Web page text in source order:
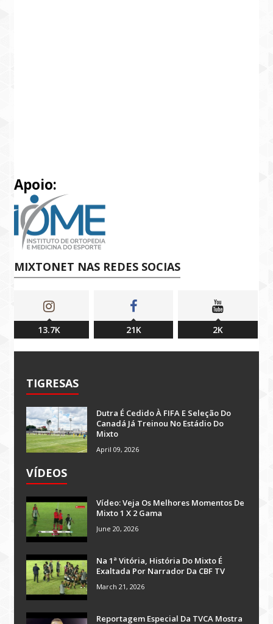
Apoio:
MIXTONET NAS REDES SOCIAS
13.7K 21K 2K
TIGRESAS
Dutra É Cedido À FIFA E Seleção Do
Canadá Já Treinou No Estádio Do
Mixto
April 09, 2026
VÍDEOS
Vídeo: Veja Os Melhores Momentos De
Mixto 1 X 2 Gama
June 20, 2026
Na 1ª Vitória, História Do Mixto É
Exaltada Por Narrador Da CBF TV
March 21, 2026
Reportagem Especial Da TVCA Mostra